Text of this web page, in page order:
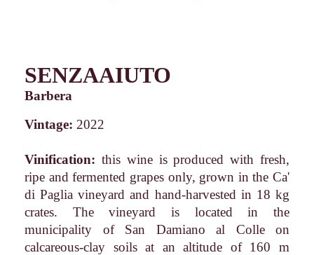
SENZAAIUTO
Barbera
Vintage: 2022
Vinification: this wine is produced with fresh,
ripe and fermented grapes only, grown in the Ca'
di Paglia vineyard and hand-harvested in 18 kg
crates. The vineyard is located in the
municipality of San Damiano al Colle on
calcareous-clay soils at an altitude of 160 m